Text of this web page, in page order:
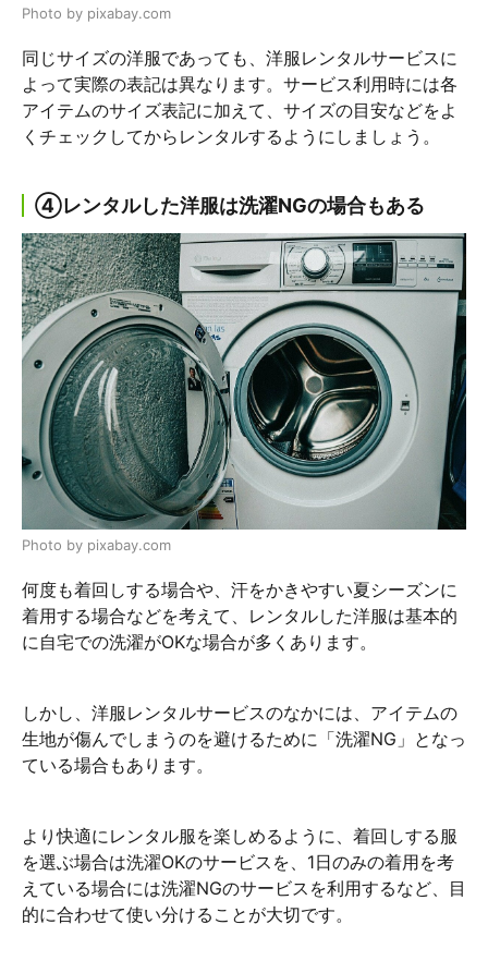
Photo by pixabay.com
同じサイズの洋服であっても、洋服レンタルサービスに
よって実際の表記は異なります。サービス利用時には各
アイテムのサイズ表記に加えて、サイズの目安などをよ
くチェックしてからレンタルするようにしましょう。
④レンタルした洋服は洗濯NGの場合もある
Photo by pixabay.com
何度も着回しする場合や、汗をかきやすい夏シーズンに
着用する場合などを考えて、レンタルした洋服は基本的
に自宅での洗濯がOKな場合が多くあります。
しかし、洋服レンタルサービスのなかには、アイテムの
生地が傷んでしまうのを避けるために「洗濯NG」となっ
ている場合もあります。
より快適にレンタル服を楽しめるように、着回しする服
を選ぶ場合は洗濯OKのサービスを、1日のみの着用を考
えている場合には洗濯NGのサービスを利用するなど、目
的に合わせて使い分けることが大切です。